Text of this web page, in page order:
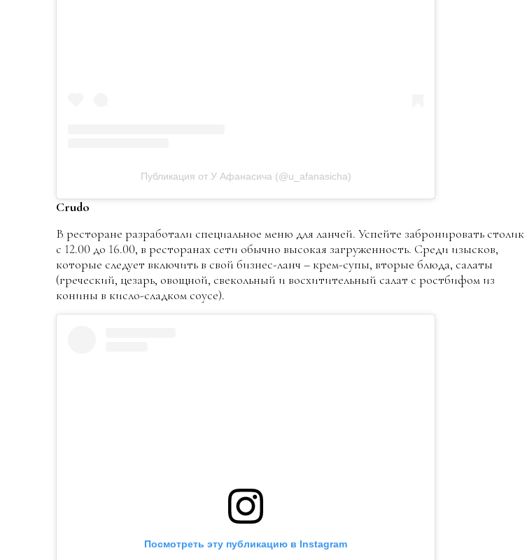
Публикация от У Афанасича (@u_afanasicha)
Crudo
В ресторане разработали специальное меню для ланчей. Успейте забронировать столик
с 12.00 до 16.00, в ресторанах сети обычно высокая загруженность. Среди изысков,
которые следует включить в свой бизнес-ланч – крем-супы, вторые блюда, салаты
(греческий, цезарь, овощной, свекольный и восхитительный салат с ростбифом из
конины в кисло-сладком соусе).
Посмотреть эту публикацию в Instagram